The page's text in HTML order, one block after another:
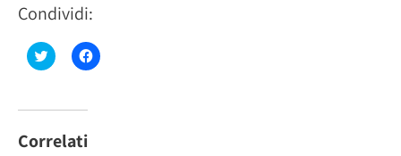
Condividi:
Fai
clic
su
(Si
apre
Fai
clic
Correlati